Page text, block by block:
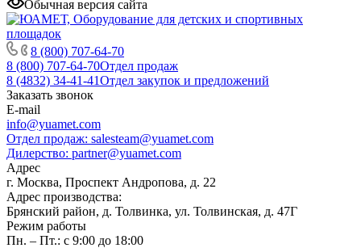
Обычная версия сайта
8 (800) 707-64-70
8 (800) 707-64-70Отдел продаж
8 (4832) 34-41-41Отдел закупок и предложений
Заказать звонок
E-mail
info@yuamet.com
Отдел продаж: salesteam@yuamet.com
Дилерство: partner@yuamet.com
Адрес
г. Москва, Проспект Андропова, д. 22
Адрес производства:
Брянский район, д. Толвинка, ул. Толвинская, д. 47Г
Режим работы
Пн. – Пт.: с 9:00 до 18:00